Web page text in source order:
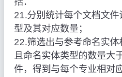
21.分别统计每个文档文
型及其对应数量；
22.筛选出与参考命名实
且命名实体类型的数量大
件，得到与每个专业相对